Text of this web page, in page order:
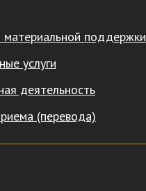
поддержки
услуги
деятельность
(перевода)